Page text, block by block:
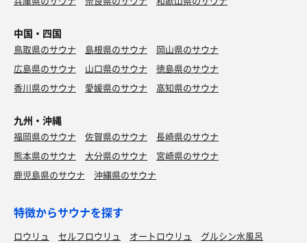
中国・四国
鳥取県のサウナ 島根県のサウナ
岡山県のサウナ
広島県のサウナ
山口県のサウナ
徳島県のサウナ
香川県のサウナ
愛媛県のサウナ 高知県のサウナ
九州・沖縄
福岡県のサウナ 佐賀県のサウナ
長崎県のサウナ
熊本県のサウナ
大分県のサウナ
宮崎県のサウナ
鹿児島県のサウナ
沖縄県のサウナ
特徴からサウナを探す
ロウリュ セルフロウリュ オートロウリュ
グルシン水風呂